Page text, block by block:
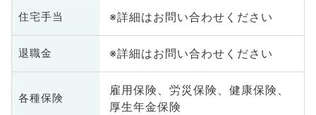
住宅手当 ※詳細はお問い合わせください
退職金 ※詳細はお問い合わせください
各種保険
雇用保険、労災保険、健康保険、
厚生年金保険